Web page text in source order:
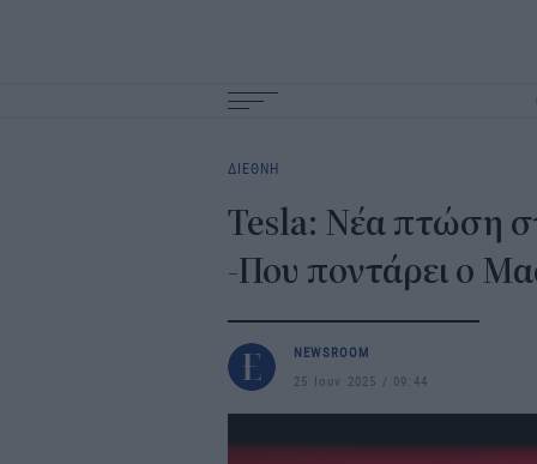
navigation
ΔΙΕΘΝΗ
Tesla: Νέα πτώση
-Που ποντάρει ο
NEWSROOM
25 Ιουν 2025
09:44